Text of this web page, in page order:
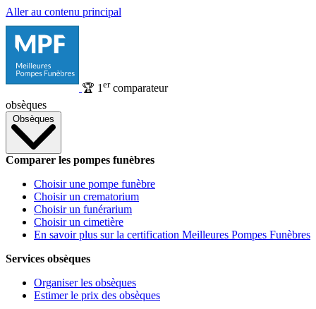
Aller au contenu principal
🏆 1 ercomparateur
obsèques
Obsèques
Comparer les pompes funèbres
Choisir une pompe funèbre
Choisir un crematorium
Choisir un funérarium
Choisir un cimetière
En savoir plus sur la certification Meilleures Pompes Funèbres
Services obsèques
Organiser les obsèques
Estimer le prix des obsèques